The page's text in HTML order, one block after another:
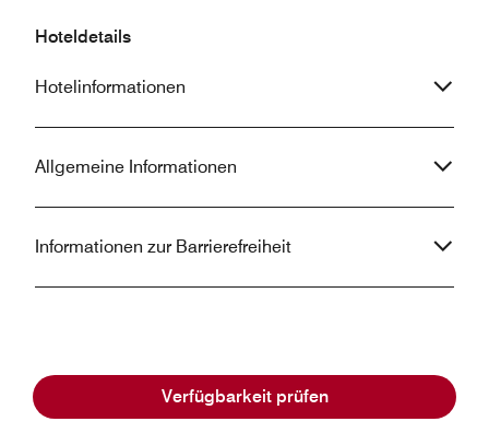
Verfügbarkeit prüfen
Hoteldetails
Hotelinformationen
Allgemeine Informationen
Informationen zur Barrierefreiheit
Häufig gestellte Fragen